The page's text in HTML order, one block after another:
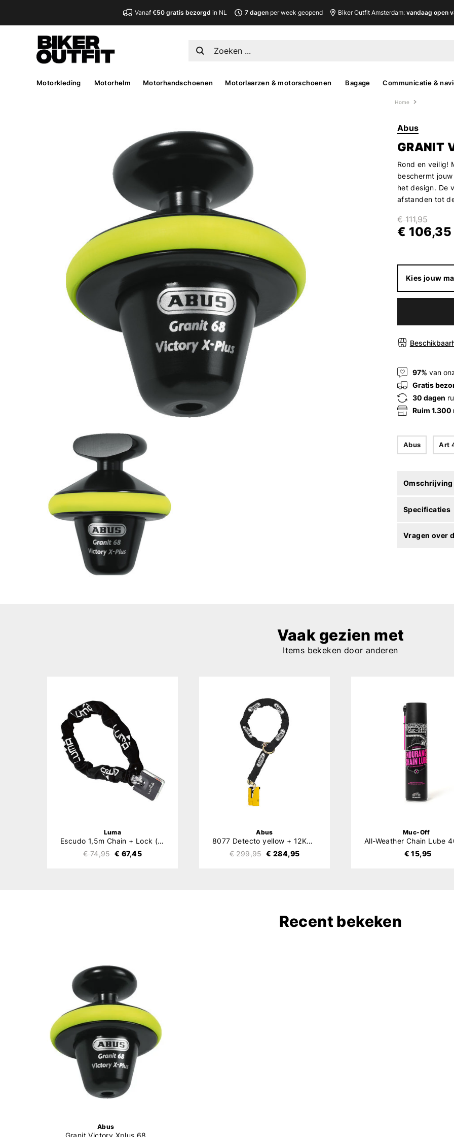
Vanaf€50 gratis bezorgd in NL 7 dagenper week geopend Biker Outfit Amsterdam: vandaag open
Motorkleding Motorhelm Motorhandschoenen Motorlaarzen & motorschoenen Bagage Communicatie &
Home
Abus
GRANIT
Rond en veilig!
beschermt
het design. De
afstanden tot
€ 111,95
€ 106,35
Kies jouw
97% van
Gratis
30 dagen
Ruim 1.300
Abus Art
Omschrijving
Specificaties
Vragen over
Vaak gezien met
Items bekeken door anderen
Luma
Escudo 1,5m Chain + Lock (ART-4)
€ 74,95 € 67,45
Abus
8077 Detecto yellow + 12KS120
€ 299,95 € 284,95
Muc-Off
€ 15,95
Recent bekeken
Abus